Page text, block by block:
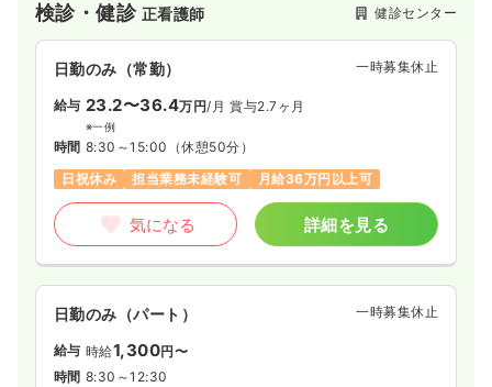
検診・健診 正看護師 健診センター
日勤のみ（常勤） 一時募集休止
給与 23.2〜36.4万円/月 賞与2.7ヶ月
※一例
時間 8:30～15:00 （休憩50分）
日祝休み
担当業務未経験可 月給36万円以上可
気になる 詳細を見る
日勤のみ（パート） 一時募集休止
給与 時給1,300円〜
時間 8:30～12:30